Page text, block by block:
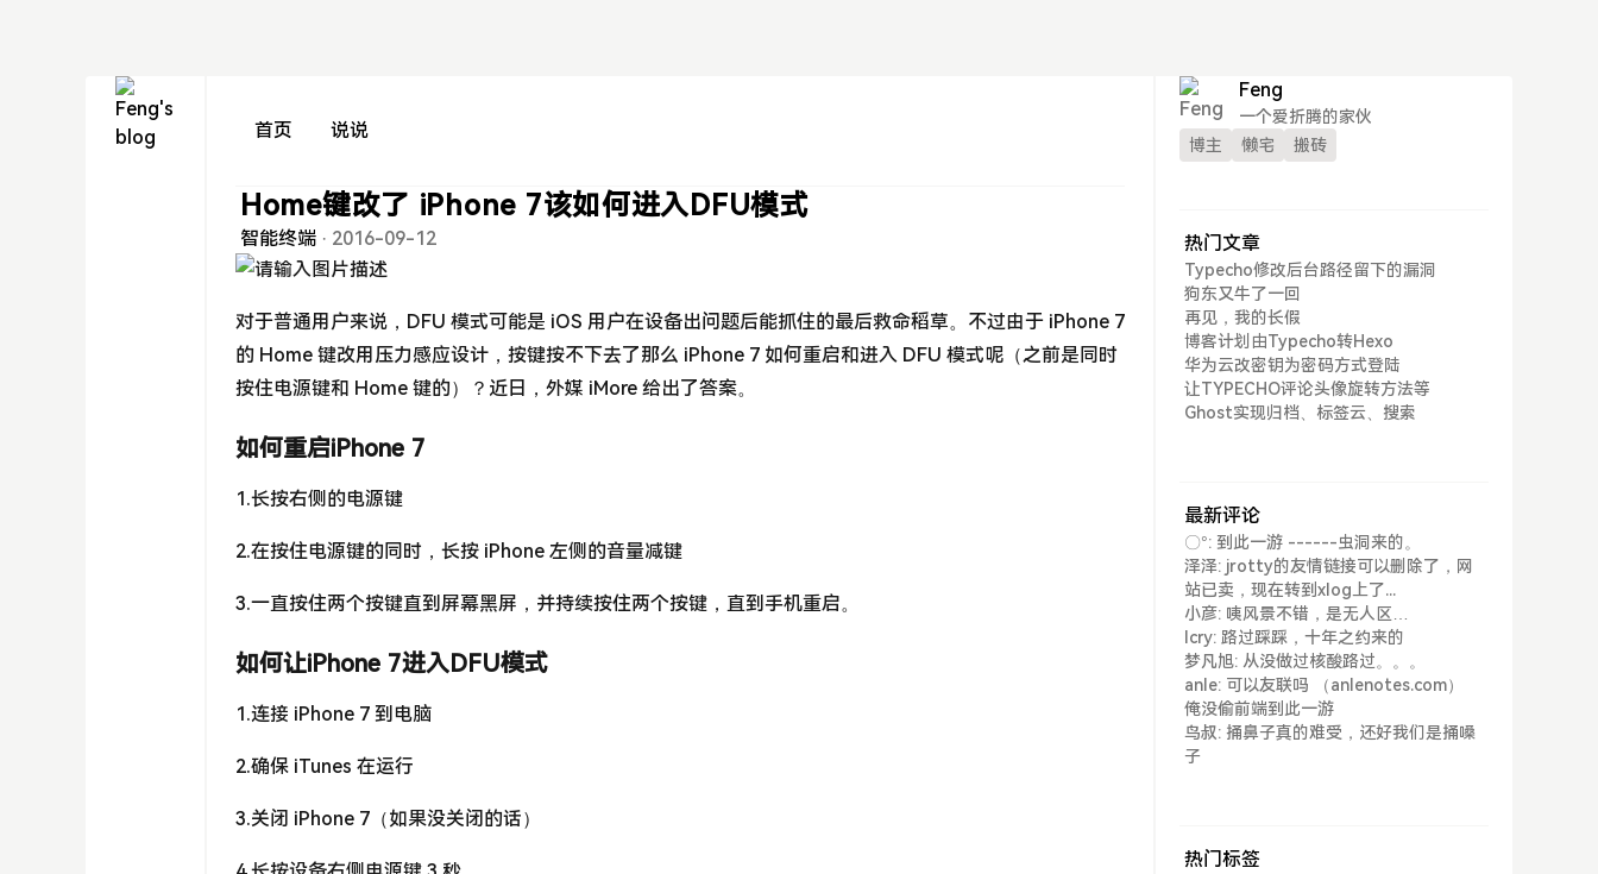
首页 说说
Home键改了 iPhone 7该如何进入DFU模式
智能终端 · 2016-09-12
对于普通用户来说，DFU 模式可能是 iOS 用户在设备出问题后能抓住的最后救命稻草。不过由于 iPhone 7
的 Home 键改用压力感应设计，按键按不下去了那么 iPhone 7 如何重启和进入 DFU 模式呢（之前是同时
按住电源键和 Home 键的）？近日，外媒 iMore 给出了答案。
如何重启iPhone 7
1.长按右侧的电源键
2.在按住电源键的同时，长按 iPhone 左侧的音量减键
3.一直按住两个按键直到屏幕黑屏，并持续按住两个按键，直到手机重启。
如何让iPhone 7进入DFU模式
1.连接 iPhone 7 到电脑
2.确保 iTunes 在运行
3.关闭 iPhone 7（如果没关闭的话）
Feng
一个爱折腾的家伙
博主
懒宅 搬砖
热门文章
Typecho修改后台路径留下的漏洞
狗东又牛了一回
再见，我的长假
博客计划由Typecho转Hexo
华为云改密钥为密码方式登陆
让TYPECHO评论头像旋转方法等
Ghost实现归档、标签云、搜索
最新评论
〇°: 到此一游 ------虫洞来的。
泽泽: jrotty的友情链接可以删除了，网
站已卖，现在转到xlog上了...
小彦: 咦风景不错，是无人区…
lcry: 路过踩踩，十年之约来的
梦凡旭: 从没做过核酸路过。。。
anle: 可以友联吗 （anlenotes.com）
俺没偷前端到此一游
鸟叔: 捅鼻子真的难受，还好我们是捅嗓
子
热门标签